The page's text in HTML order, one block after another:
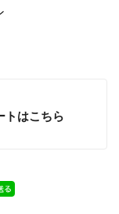
トはこちら